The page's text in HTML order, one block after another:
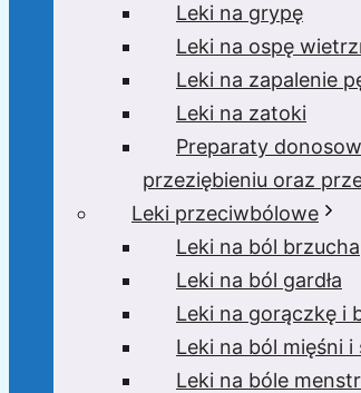
Leki na grypę
Leki na ospę
Leki na zapalenie
Leki na zatoki
Preparaty
przeziębieniu oraz
Leki przeciwbólowe
Leki na ból brzucha
Leki na ból gardła
Leki na gorączkę i
Leki na ból mięśni
Leki na bóle